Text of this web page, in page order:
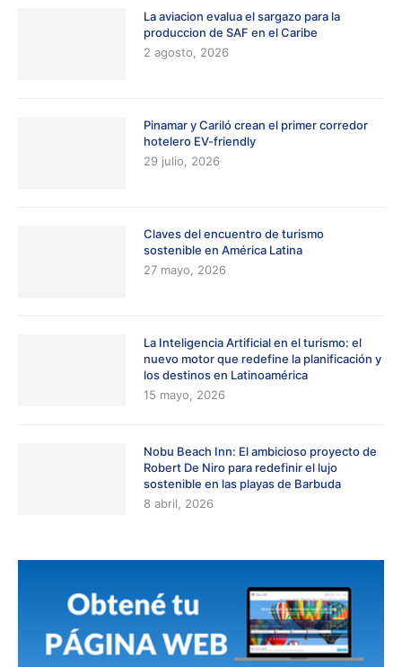
La aviacion evalua el sargazo para la
produccion de SAF en el Caribe
2 agosto, 2026
Pinamar y Cariló crean el primer corredor
hotelero EV-friendly
29 julio, 2026
Claves del encuentro de turismo
sostenible en América Latina
27 mayo, 2026
La Inteligencia Artificial en el turismo: el
nuevo motor que redefine la planificación y
los destinos en Latinoamérica
15 mayo, 2026
Nobu Beach Inn: El ambicioso proyecto de
Robert De Niro para redefinir el lujo
sostenible en las playas de Barbuda
8 abril, 2026